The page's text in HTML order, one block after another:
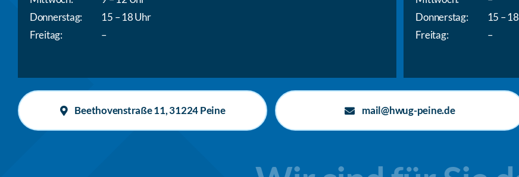
Donnerstag:
Freitag:
15 – 18 Uhr
–
Donnerstag:
Freitag:
15 –
–
Beethovenstraße 11, 31224 Peine mail@hwug-peine.de